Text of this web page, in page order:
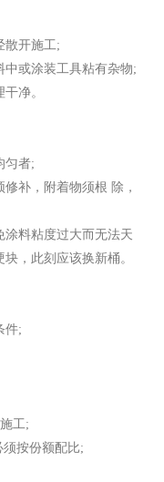
散开施工;
或涂装工具粘有杂物;
净。
匀者;
补，附着物须根 除，
涂料粘度过大而无法天
，此刻应该换新桶。
件;
工;
份额配比;